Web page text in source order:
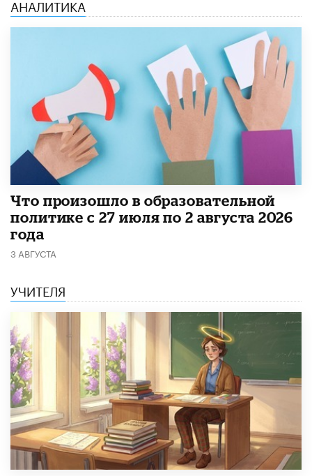
АНАЛИТИКА
​Что произошло в образовательной
политике с 27 июля по 2 августа 2026
года
3 АВГУСТА
УЧИТЕЛЯ